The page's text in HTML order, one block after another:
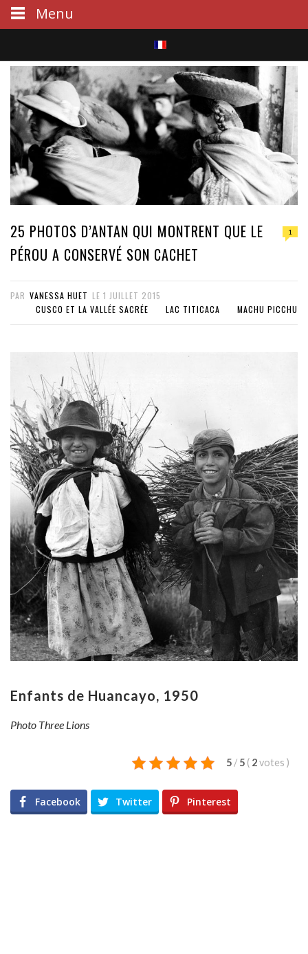
S
e
a
r
25 PHOTOS D’ANTAN QUI MONTRENT QUE LE
PÉROU A CONSERVÉ SON CACHET
1
PAR VANESSA HUET LE 1 JUILLET 2015
CUSCO ET LA VALLÉE SACRÉE
LAC TITICACA MACHU PICCHU
Enfants de Huancayo, 1950
Photo Three Lions
5 / 5 ( 2votes )
Facebook Twitter Pinterest
Menu